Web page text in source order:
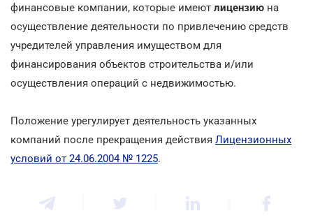
финансовые компании, которые имеют лицензию на
осуществление деятельности по привлечению средств
учредителей управления имуществом для
финансирования объектов строительства и/или
осуществления операций с недвижимостью.
Положение урегулирует деятельность указанных
компаний после прекращения действия Лицензионных
условий от 24.06.2004 № 1225.